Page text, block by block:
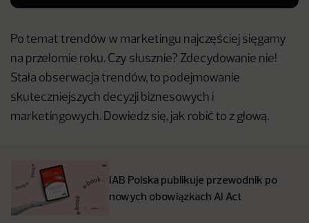
Po temat trendów w marketingu najczęściej sięgamy
na przełomie roku. Czy słusznie? Zdecydowanie nie!
Stała obserwacja trendów, to podejmowanie
skuteczniejszych decyzji biznesowych i
marketingowych. Dowiedz się, jak robić to z głową.
IAB Polska publikuje przewodnik po
nowych obowiązkach AI Act